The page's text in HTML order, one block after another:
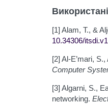
[1] Alam, T., &
10.34306/
[2] Al-E’mari,
Computer
[3] Algarni, S.,
networking.